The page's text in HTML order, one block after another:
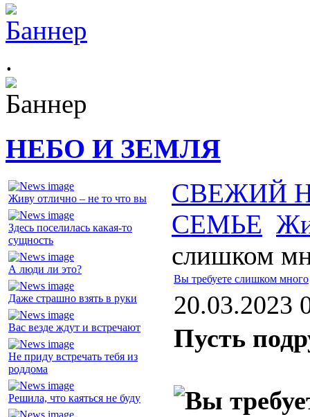
.
НЕБО И ЗЕМЛЯ
Живу отлично – не то что вы
Здесь поселилась какая-то
сущность
А люди ли это?
Даже страшно взять в руки
Вас везде ждут и встречают
Не приду встречать тебя из
роддома
Решила, что каяться не буду
СВЕЖИЙ
СЕМЬЕ
слишком
Вы требуете слишком много
20.03.2023
Пусть